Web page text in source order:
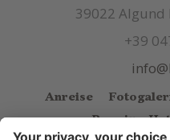
39022 Algund
+39
Anreise
Premium